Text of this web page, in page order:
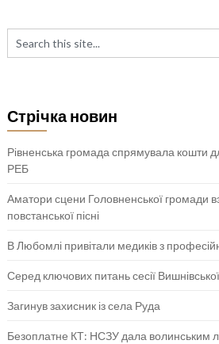
Стрічка новин
Рівненська громада спрямувала кошти
РЕБ
Аматори сцени Головненської громади
повстанської пісні
В Любомлі привітали медиків з
Серед ключових питань сесії
Загинув захисник із села Руда
Безоплатне КТ: НСЗУ дала волинським